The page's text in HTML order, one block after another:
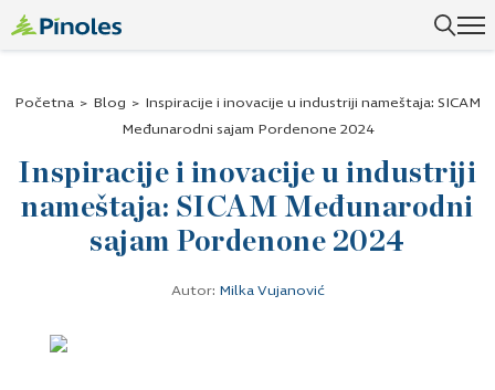
Početna > Blog > Inspiracije i inovacije u industriji nameštaja: SICAM
Međunarodni sajam Pordenone 2024
Inspiracije i inovacije u industriji
nameštaja: SICAM Međunarodni
sajam Pordenone 2024
Autor: Milka Vujanović